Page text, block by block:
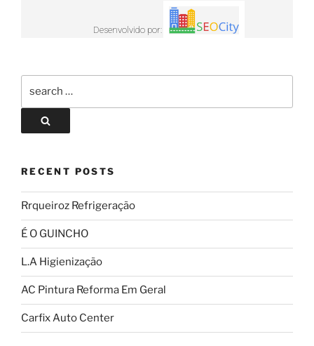
Desenvolvido por:
RECENT POSTS
Rrqueiroz Refrigeração
É O GUINCHO
L.A Higienização
AC Pintura Reforma Em Geral
Carfix Auto Center